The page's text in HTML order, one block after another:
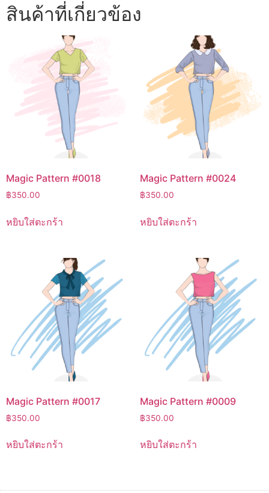
สินค้าที่เกี่ยวข้อง
Magic Pattern #0018
฿350.00
หยิบใส่ตะกร้า
Magic Pattern #0024
฿350.00
หยิบใส่ตะกร้า
Magic Pattern #0017
฿350.00
หยิบใส่ตะกร้า
Magic Pattern #0009
฿350.00
หยิบใส่ตะกร้า